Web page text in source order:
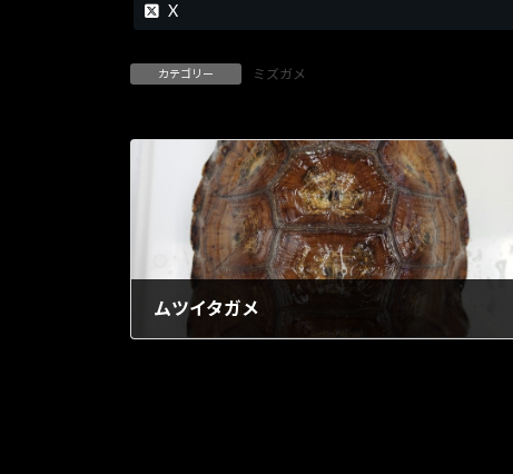
X
カテゴリー ミズガメ
ムツイタガメ